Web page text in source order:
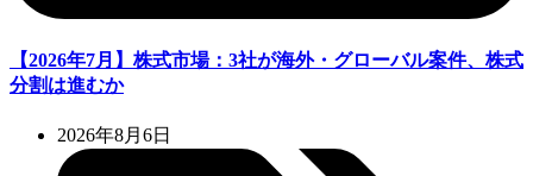
【2026年7月】株式市場：3社が海外・グローバル案件、株式
分割は進むか
2026年8月6日